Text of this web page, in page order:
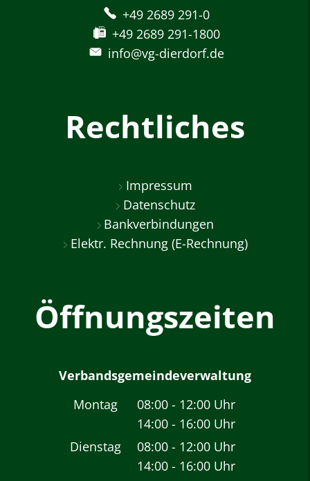
+49 2689 291-0
+49 2689 291-1800
info@vg-dierdorf.de
Rechtliches
Impressum
Datenschutz
Bankverbindungen
Elektr. Rechnung (E-Rechnung)
Öffnungszeiten
Verbandsgemeindeverwaltung
Montag
08:00 - 12:00 Uhr
Von 08:00 bis 12:00
14:00 - 16:00 Uhr
Von 14:00 bis 16:00
Dienstag 08:00 - 12:00 Uhr
Von 08:00 bis 12:00
14:00 - 16:00 Uhr